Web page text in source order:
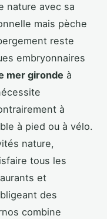
nature avec sa
mais pèche
reste
embryonnaires
mer gironde à
à
à pied ou à vélo.
nature,
tous les
et
des
combine